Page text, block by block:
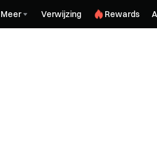
Meer Verwijzing Rewards